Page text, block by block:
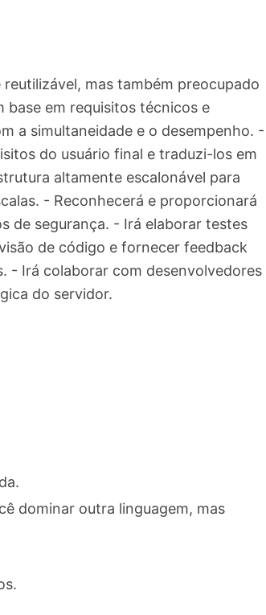
mas também preocupado
em requisitos técnicos e
a simultaneidade e o desempenho. -
do usuário final e traduzi-los em
altamente escalonável para
- Reconhecerá e proporcionará
de segurança. - Irá elaborar testes
de código e fornecer feedback
- Irá colaborar com desenvolvedores
do servidor.
dominar outra linguagem, mas